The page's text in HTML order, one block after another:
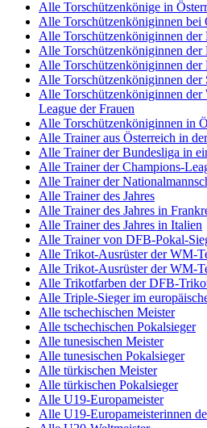
Alle Torschützenkönige in
Alle Torschützenköniginnen bei
Alle Torschützenköniginnen der
Alle Torschützenköniginnen der
Alle Torschützenköniginnen der
Alle Torschützenköniginnen der
Alle Torschützenköniginnen der
League der Frauen
Alle Torschützenköniginnen in
Alle Trainer aus Österreich in
Alle Trainer der Bundesliga in
Alle Trainer der Champions-
Alle Trainer der
Alle Trainer des Jahres
Alle Trainer des Jahres in
Alle Trainer des Jahres in Italien
Alle Trainer von DFB-Pokal-
Alle Trikot-Ausrüster der WM-
Alle Trikot-Ausrüster der WM-
Alle Trikotfarben der DFB-
Alle Triple-Sieger im
Alle tschechischen Meister
Alle tschechischen Pokalsieger
Alle tunesischen Meister
Alle tunesischen Pokalsieger
Alle türkischen Meister
Alle türkischen Pokalsieger
Alle U19-Europameister
Alle U19-Europameisterinnen